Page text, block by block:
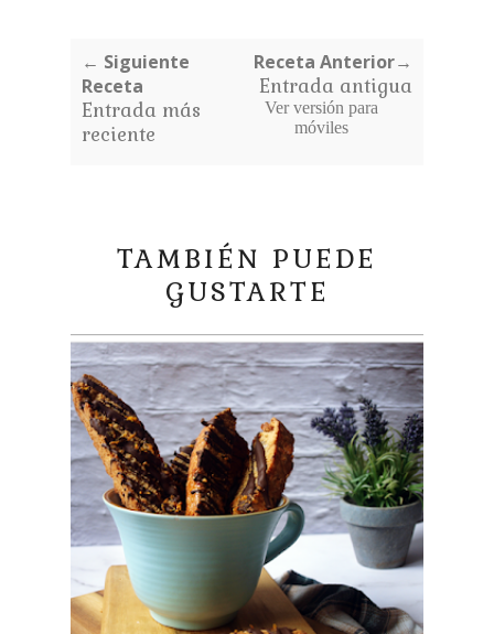
← Siguiente
Receta
Entrada más
reciente
Receta Anterior→
Entrada antigua
Ver versión para
móviles
TAMBIÉN PUEDE
GUSTARTE